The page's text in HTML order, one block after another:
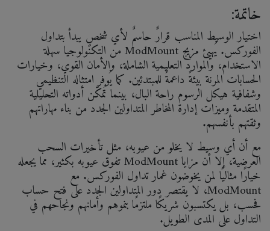
خاتمة:
اختيار الوسيط المناسب قرارٌ حاسمٌ لأي شخصٍ يبدأ بتداول
الفوركس. يُهيئ مزيج ModMount من التكنولوجيا سهلة
الاستخدام، والموارد التعليمية الشاملة، والأمان القوي، وخيارات
الحسابات المرنة بيئةً داعمةً للمبتدئين. كما يُوفر امتثاله التنظيمي
وشفافية هيكل الرسوم راحة البال، بينما تُمكّن أدواته التحليلية
المتقدمة وميزات إدارة المخاطر المتداولين الجدد من بناء مهاراتهم
وثقتهم بأنفسهم.
مع أن أي وسيط لا يخلو من عيوبه، مثل تأخيرات السحب
العرضية، إلا أن مزايا ModMount تفوق عيوبه بكثير، مما يجعله
خيارًا مثاليًا لمن يخوضون غمار تداول الفوركس. مع
ModMount، لا يقتصر دور المتداولين الجدد على فتح حساب
فحسب، بل يكتسبون شريكًا ملتزمًا بنموهم وأمانهم ونجاحهم في
التداول على المدى الطويل.